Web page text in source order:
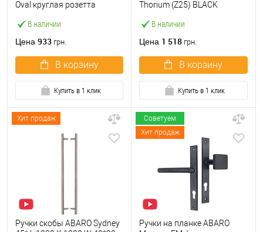
В наличии
Oval круглая розетта
сталь
Цена 933 грн.
В корзину
Купить в 1 клик
В наличии
Thorium (Z25) BLACK
Цена 1 518 грн.
В корзину
Купить в 1 клик
Хит продаж
Ручки скобы ABARO Sydney
Советуем
Хит продаж
Ручки на планке ABARO